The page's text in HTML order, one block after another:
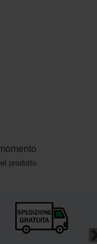
prodotto